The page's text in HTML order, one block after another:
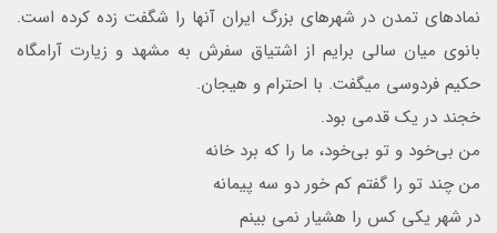
نماد‎های تمدن در شهرهای بزرگ ایران آن‎ها را شگفت زده کرده است.
بانوی میان سالی برایم از اشتیاق سفرش به مشهد و زیارت آرامگاه
حکیم فردوسی می‎گفت. با احترام و هیجان.
خجند در یک قدمی بود.
من بی‌خود و تو بی‌خود، ما را که برد خانه
من چند تو را گفتم کم خور دو سه پیمانه
در شهر یکی کس را هشیار نمی بینم